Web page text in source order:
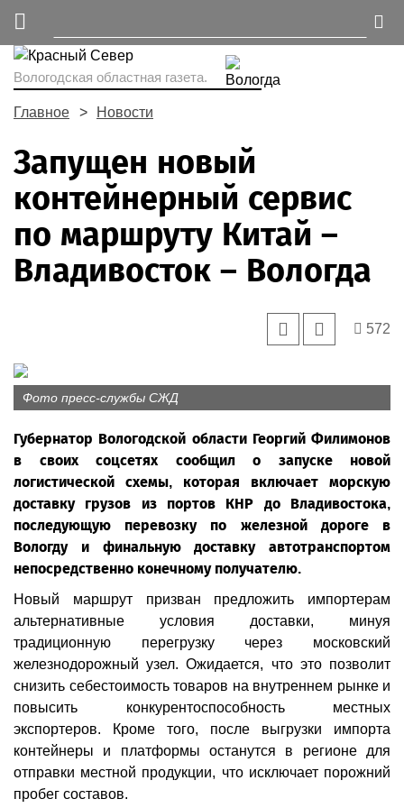
Вологодская областная газета.
Главное Новости
Запущен новый
контейнерный сервис
по маршруту Китай –
Владивосток – Вологда
572
Фото пресс-службы СЖД
Губернатор Вологодской области Георгий Филимонов
в своих соцсетях сообщил о запуске новой
логистической схемы, которая включает морскую
доставку грузов из портов КНР до Владивостока,
последующую перевозку по железной дороге в
Вологду и финальную доставку автотранспортом
непосредственно конечному получателю.
Новый маршрут призван предложить импортерам
альтернативные условия доставки, минуя
традиционную перегрузку через московский
железнодорожный узел. Ожидается, что это позволит
снизить себестоимость товаров на внутреннем рынке и
повысить конкурентоспособность местных
экспортеров. Кроме того, после выгрузки импорта
контейнеры и платформы останутся в регионе для
отправки местной продукции, что исключает порожний
пробег составов.